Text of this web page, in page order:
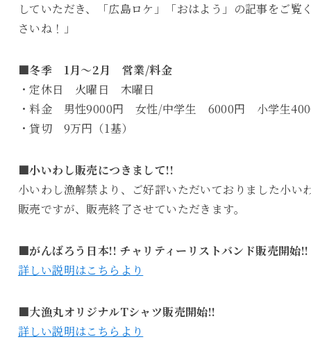
していただき、「広島ロケ」「おはよう」の記事をご覧
さいね！」
■冬季 1月～2月 営業/料金
・定休日 火曜日 木曜日
・料金 男性9000円 女性/中学生 6000円 小学生
・貸切 9万円（1基）
■小いわし販売につきまして!!
小いわし漁解禁より、ご好評いただいておりました小い
販売ですが、販売終了させていただきます。
■がんばろう日本!! チャリティーリストバンド販売開始!!
詳しい説明はこちらより
■大漁丸オリジナルTシャツ販売開始!!
詳しい説明はこちらより